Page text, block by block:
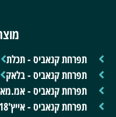
תפרחת קנאביס - תכלת
תפרחת קנאביס - בלאק
תפרחת קנאביס -
תפרחת קנאביס - אייץ'18